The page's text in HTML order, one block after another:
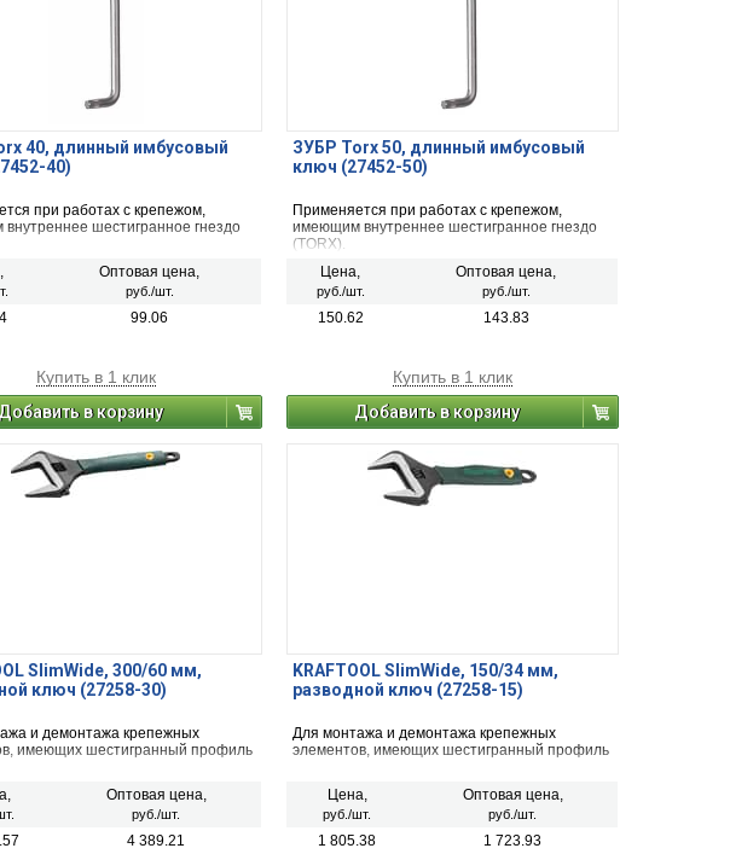
40, длинный имбусовый
40)
при работах с крепежом,
шестигранное гнездо
Оптовая цена,
руб./шт.
99.06
Купить в 1 клик
в корзину
ЗУБР Torx 50, длинный имбусовый
ключ (27452-50)
Применяется при работах с крепежом,
имеющим внутреннее шестигранное гнездо
(TORX).
Цена,
руб./шт.
Оптовая цена,
руб./шт.
150.62 143.83
Купить в 1 клик
Добавить в корзину
SlimWide, 300/60 мм,
ключ (27258-30)
и демонтажа крепежных
имеющих шестигранный профиль
Оптовая цена,
руб./шт.
4 389.21
KRAFTOOL SlimWide, 150/34 мм,
разводной ключ (27258-15)
Для монтажа и демонтажа крепежных
элементов, имеющих шестигранный профиль
Цена,
руб./шт.
Оптовая цена,
руб./шт.
1 805.38 1 723.93